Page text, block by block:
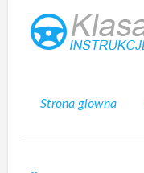
Strona glowna